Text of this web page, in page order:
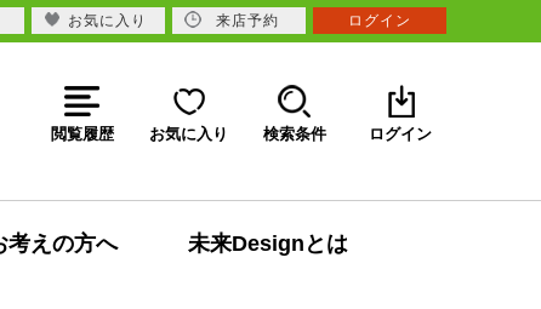
閲覧履歴 お気に入り 検索条件 ログイン
考えの方へ 未来Designとは
お気に入り 来店予約 ログイン